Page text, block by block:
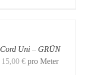
Cord Uni – GRÜN
15,00 € pro Meter